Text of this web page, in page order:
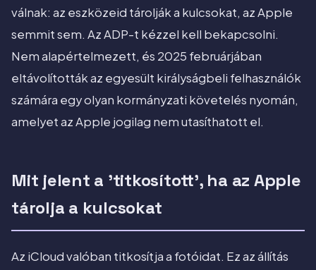
válnak: az eszközeid tárolják a kulcsokat, az Apple
semmit sem. Az ADP-t kézzel kell bekapcsolni.
Nem alapértelmezett, és 2025 februárjában
eltávolították az egyesült királyságbeli felhasználók
számára egy olyan kormányzati követelés nyomán,
amelyet az Apple jogilag nem utasíthatott el.
Mit jelent a 'titkosított', ha az Apple
tárolja a kulcsokat
Az iCloud valóban titkosítja a fotóidat. Ez az állítás